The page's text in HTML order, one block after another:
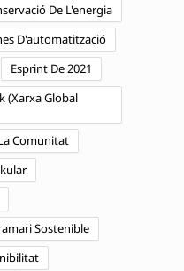
De L'energia
D'automatització
Esprint De 2021
(Xarxa Global
Comunitat
Sostenible